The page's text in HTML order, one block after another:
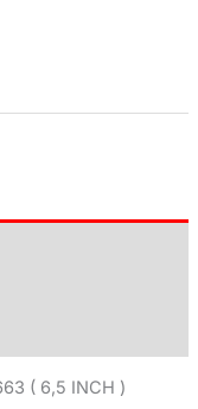
( 6,5 INCH )